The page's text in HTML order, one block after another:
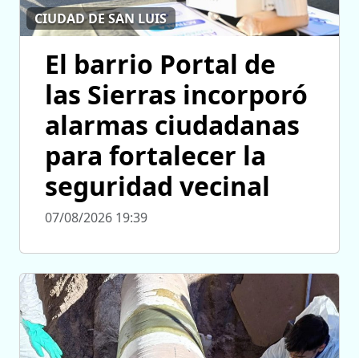
CIUDAD DE SAN LUIS
El barrio Portal de
las Sierras incorporó
alarmas ciudadanas
para fortalecer la
seguridad vecinal
07/08/2026 19:39